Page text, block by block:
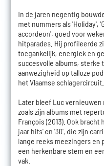
In de jaren negentig
met nummers als 'Holiday',
accordeon', goed voor
hitparades. Hij profileerde
toegankelijk, energiek en
succesvolle albums,
aanwezigheid op talloze
het Vlaamse schlagercircuit.
Later bleef Luc
zoals zijn albums met
François (2013). Ook
jaar hits' en '30', die zijn
lange reeks meezingers
een herkenbare stem en
vak.